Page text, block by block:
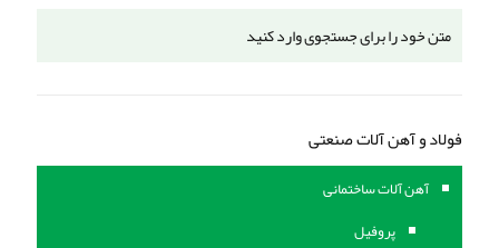
فولاد و آهن آلات صنعتی
آهن آلات ساختمانی
پروفیل